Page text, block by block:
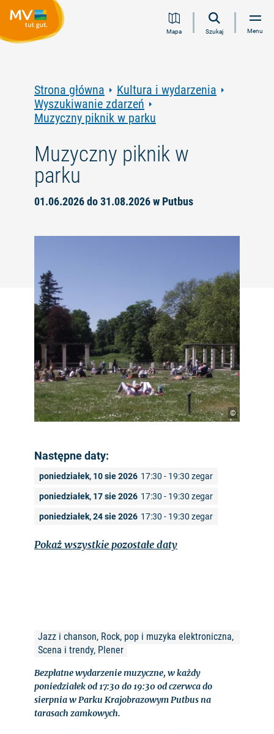
Przejdź
Przejdź
Przejdź
Przejdź
Mapa Szukaj Menu
Strona główna
Kultura i wydarzenia
Wyszukiwanie zdarzeń
Muzyczny piknik w parku
Muzyczny piknik w
parku
01.06.2026 do 31.08.2026 w Putbus
©
Następne daty:
poniedziałek, 10 sie 2026 17:30 - 19:30 zegar
poniedziałek, 17 sie 2026 17:30 - 19:30 zegar
poniedziałek, 24 sie 2026 17:30 - 19:30 zegar
Pokaż wszystkie pozostałe daty
Jazz i chanson, Rock, pop i muzyka elektroniczna,
Scena i trendy, Plener
Bezpłatne wydarzenie muzyczne, w każdy
poniedziałek od 17:30 do 19:30 od czerwca do
sierpnia w Parku Krajobrazowym Putbus na
tarasach zamkowych.